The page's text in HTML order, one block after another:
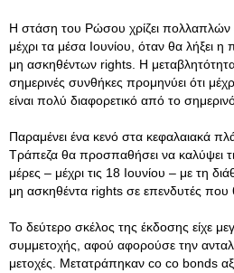
Η στάση του Ρώσου χρίζει πολλαπλών
μέχρι τα μέσα Ιουνίου, όταν θα λήξει
μη ασκηθέντων rights. Η μεταβλητότητα
σημερινές συνθήκες προμηνύει ότι
είναι πολύ διαφορετικό από το
Παραμένει ένα κενό στα κεφαλαιακά
Τράπεζα θα προσπαθήσει να καλύψει
μέρες – μέχρι τις 18 Ιουνίου – με τη
μη ασκηθέντα rights σε επενδυτές που
Το δεύτερο σκέλος της έκδοσης είχε
συμμετοχής, αφού αφορούσε την
μετοχές. Μετατράπηκαν co co bonds